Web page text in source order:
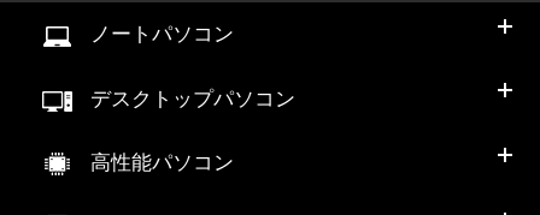
ノートパソコン
デスクトップパソコン
高性能パソコン